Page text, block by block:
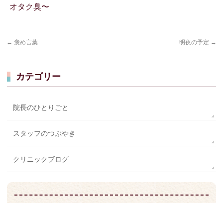
オタク臭〜
← 褒め言葉 明夜の予定 →
カテゴリー
院長のひとりごと
スタッフのつぶやき
クリニックブログ